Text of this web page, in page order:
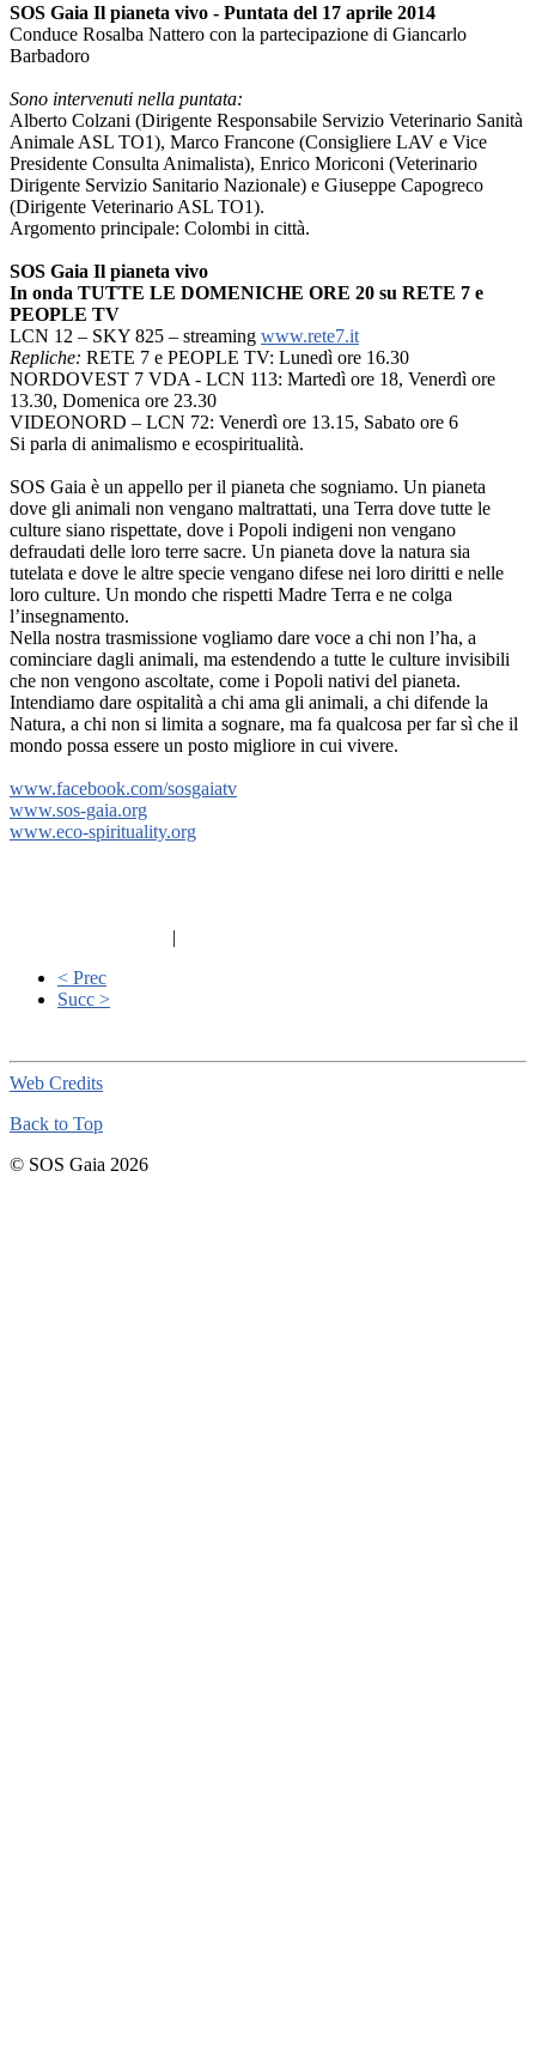
SOS Gaia Il pianeta vivo - Puntata del 17 aprile 2014
Conduce Rosalba Nattero con la partecipazione di Giancarlo
Barbadoro
Sono intervenuti nella puntata:
Alberto Colzani (Dirigente Responsabile Servizio Veterinario Sanità
Animale ASL TO1), Marco Francone (Consigliere LAV e Vice
Presidente Consulta Animalista), Enrico Moriconi (Veterinario
Dirigente Servizio Sanitario Nazionale) e Giuseppe Capogreco
(Dirigente Veterinario ASL TO1).
Argomento principale: Colombi in città.
SOS Gaia Il pianeta vivo
In onda TUTTE LE DOMENICHE ORE 20 su RETE 7 e
PEOPLE TV
LCN 12 – SKY 825 – streaming www.rete7.it
Repliche: RETE 7 e PEOPLE TV: Lunedì ore 16.30
NORDOVEST 7 VDA - LCN 113: Martedì ore 18, Venerdì ore
13.30, Domenica ore 23.30
VIDEONORD – LCN 72: Venerdì ore 13.15, Sabato ore 6
Si parla di animalismo e ecospiritualità.
SOS Gaia è un appello per il pianeta che sogniamo. Un pianeta
dove gli animali non vengano maltrattati, una Terra dove tutte le
culture siano rispettate, dove i Popoli indigeni non vengano
defraudati delle loro terre sacre. Un pianeta dove la natura sia
tutelata e dove le altre specie vengano difese nei loro diritti e nelle
loro culture. Un mondo che rispetti Madre Terra e ne colga
l’insegnamento.
Nella nostra trasmissione vogliamo dare voce a chi non l’ha, a
cominciare dagli animali, ma estendendo a tutte le culture invisibili
che non vengono ascoltate, come i Popoli nativi del pianeta.
Intendiamo dare ospitalità a chi ama gli animali, a chi difende la
Natura, a chi non si limita a sognare, ma fa qualcosa per far sì che il
mondo possa essere un posto migliore in cui vivere.
www.facebook.com/sosgaiatv
www.sos-gaia.org
www.eco-spirituality.org
|
< Prec
Succ >
Web Credits
Back to Top
© SOS Gaia 2026